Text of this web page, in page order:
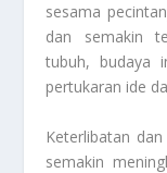
sesama
dan semakin
tubuh, budaya
pertukaran ide
Keterlibatan
semakin